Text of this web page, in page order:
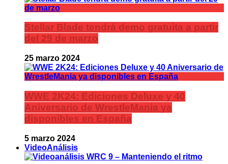
Stellar Blade tendrá demo gratuita a partir
del 29 de marzo
25 marzo 2024
WWE 2K24: Ediciones Deluxe y 40
Aniversario de WrestleMania ya
disponibles en España
5 marzo 2024
VideoAnálisis